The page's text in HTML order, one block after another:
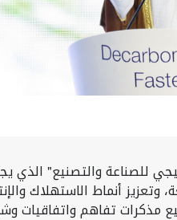
للصناعة والتصنيع" الذي
وتعزيز أنماط الاستهلاك
مذكرات تفاهم واتفاقيات